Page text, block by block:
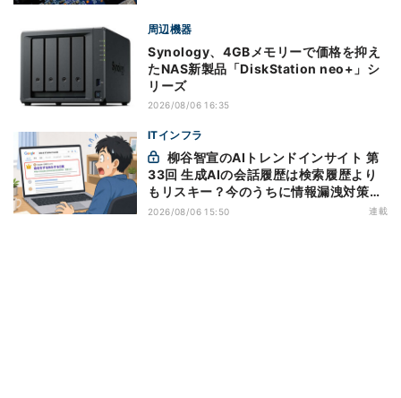
周辺機器
Synology、4GBメモリーで価格を抑え
たNAS新製品「DiskStation neo+」シ
リーズ
2026/08/06 16:35
ITインフラ
33回 生成AIの会話履歴は検索履歴より
もリスキー？今のうちに情報漏洩対策を
万全にしておこう
2026/08/06 15:50 連載